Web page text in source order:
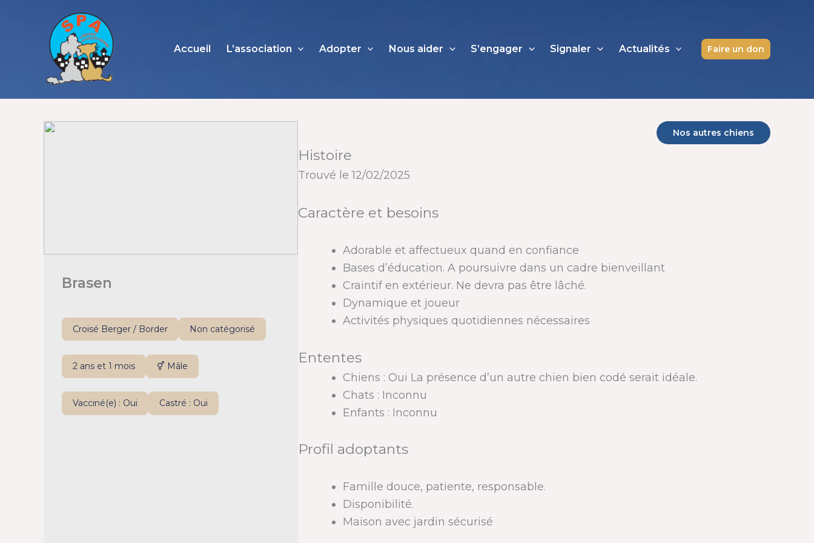
Accueil L’association Adopter Nous aider S’engager Signaler Actualités Faire un don
Brasen
Croisé Berger / Border Non catégorisé
2 ans et 1 mois ⚥ Mâle
Vacciné(e) : Oui Castré : Oui
Nos autres chiens
Histoire
Trouvé le 12/02/2025
Caractère et besoins
Adorable et affectueux quand en confiance
Bases d’éducation. A poursuivre dans un cadre bienveillant
Craintif en extérieur. Ne devra pas être lâché.
Dynamique et joueur
Activités physiques quotidiennes nécessaires
Ententes
Chiens : Oui La présence d’un autre chien bien codé serait idéale.
Chats : Inconnu
Enfants : Inconnu
Profil adoptants
Famille douce, patiente, responsable.
Disponibilité.
Maison avec jardin sécurisé